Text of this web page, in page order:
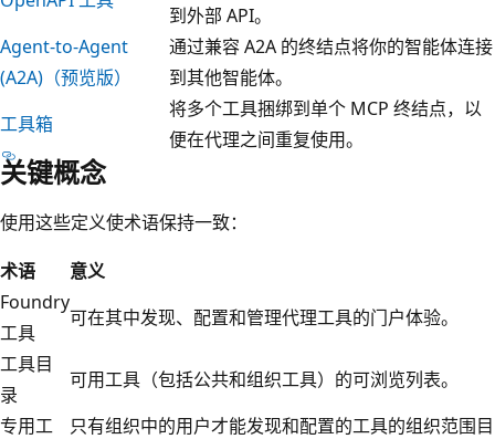
到外部 API。
Agent-to-Agent
(A2A)（预览版）
通过兼容 A2A 的终结点将你的智能体连接
到其他智能体。
工具箱
将多个工具捆绑到单个 MCP 终结点，以
便在代理之间重复使用。
关键概念
使用这些定义使术语保持一致：
术语
意义
Foundry
工具
可在其中发现、配置和管理代理工具的门户体验。
工具目
录
可用工具（包括公共和组织工具）的可浏览列表。
专用工
只有组织中的用户才能发现和配置的工具的组织范围目